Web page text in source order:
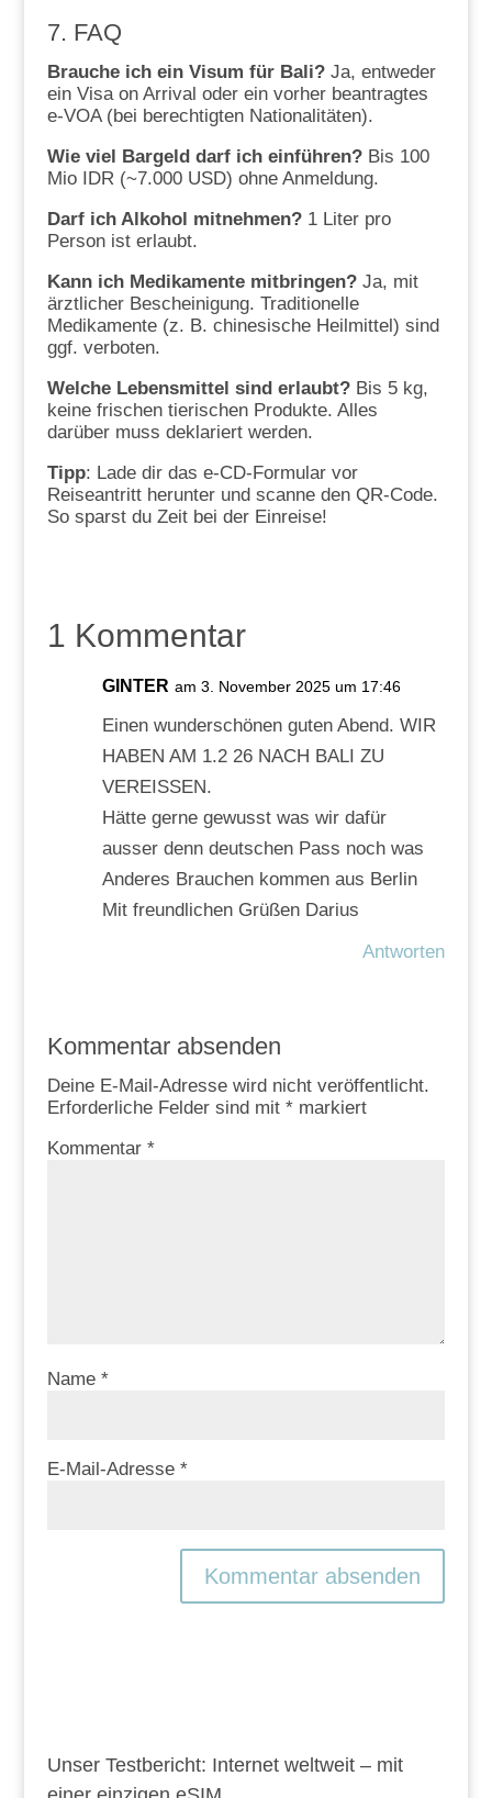
7. FAQ
Brauche ich ein Visum für Bali?Ja, entweder
ein Visa on Arrival oder ein vorher beantragtes
e-VOA (bei berechtigten Nationalitäten).
Wie viel Bargeld darf ich einführen?Bis 100
Mio IDR (~7.000 USD) ohne Anmeldung.
Darf ich Alkohol mitnehmen?1 Liter pro
Person ist erlaubt.
Kann ich Medikamente mitbringen?Ja, mit
ärztlicher Bescheinigung. Traditionelle
Medikamente (z. B. chinesische Heilmittel) sind
ggf. verboten.
Welche Lebensmittel sind erlaubt?Bis 5 kg,
keine frischen tierischen Produkte. Alles
darüber muss deklariert werden.
Tipp: Lade dir das e-CD-Formular vor
Reiseantritt herunter und scanne den QR-Code.
So sparst du Zeit bei der Einreise!
1 Kommentar
GINTER am 3. November 2025 um 17:46
Einen wunderschönen guten Abend. WIR
HABEN AM 1.2 26 NACH BALI ZU
VEREISSEN.
Hätte gerne gewusst was wir dafür
ausser denn deutschen Pass noch was
Anderes Brauchen kommen aus Berlin
Mit freundlichen Grüßen Darius
Antworten
Kommentar absenden
Deine E-Mail-Adresse wird nicht veröffentlicht.
Erforderliche Felder sind mit *markiert
Kommentar *
Name *
E-Mail-Adresse *
Unser Testbericht: Internet weltweit – mit